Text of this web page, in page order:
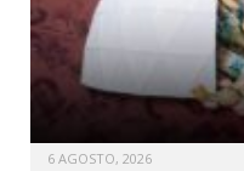
6 AGOSTO, 2026